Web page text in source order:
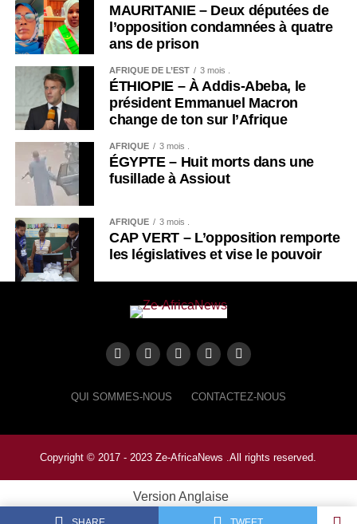
MAURITANIE – Deux députées de
l’opposition condamnées à quatre
ans de prison
AFRIQUE DE L’EST 3 mois .
ÉTHIOPIE – À Addis-Abeba, le
président Emmanuel Macron
change de ton sur l’Afrique
AFRIQUE 3 mois .
ÉGYPTE – Huit morts dans une
fusillade à Assiout
AFRIQUE 3 mois .
CAP VERT – L’opposition remporte
les législatives et vise le pouvoir
QUI SOMMES-NOUS CONTACTEZ-NOUS
Copyright © 2017 - 2023 Ze-AfricaNews .All rights reserved.
Version Anglaise